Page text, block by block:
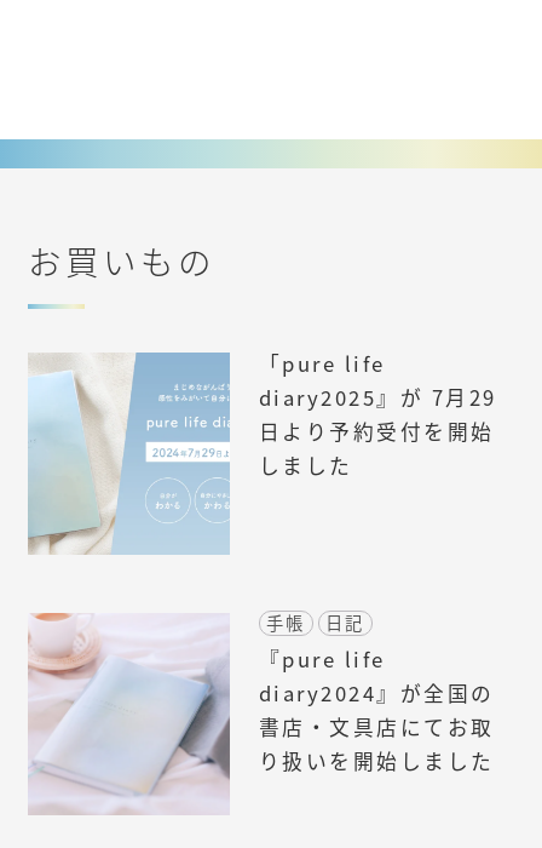
お買いもの
「pure life
diary2025』が 7月29
日より予約受付を開始
しました
手帳 日記
『pure life
diary2024』が全国の
書店・文具店にてお取
り扱いを開始しました